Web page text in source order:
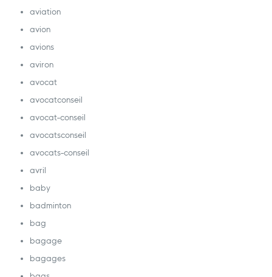
aviation
avion
avions
aviron
avocat
avocatconseil
avocat-conseil
avocatsconseil
avocats-conseil
avril
baby
badminton
bag
bagage
bagages